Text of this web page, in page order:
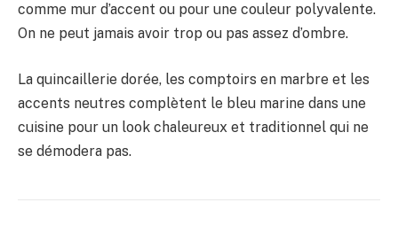
comme mur d’accent ou pour une couleur polyvalente.
On ne peut jamais avoir trop ou pas assez d’ombre.
La quincaillerie dorée, les comptoirs en marbre et les
accents neutres complètent le bleu marine dans une
cuisine pour un look chaleureux et traditionnel qui ne
se démodera pas.